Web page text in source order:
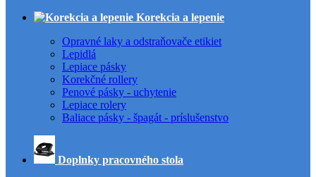
Korekcia a lepenie
Opravné laky a odstraňovače etikiet
Lepidlá
Lepiace pásky
Korekčné rollery
Penové pásky - uchytenie
Lepiace rolery
Baliace pásky - špagát - príslušenstvo
Doplnky pracovného stola